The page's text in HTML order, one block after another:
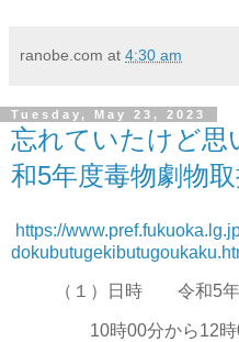
ranobe.com at 4:30 am
Tuesday, May 23, 2023
忘れていたけど思
和5年度毒物劇物
https://
（１）日時 令和5年
10時00分から12時